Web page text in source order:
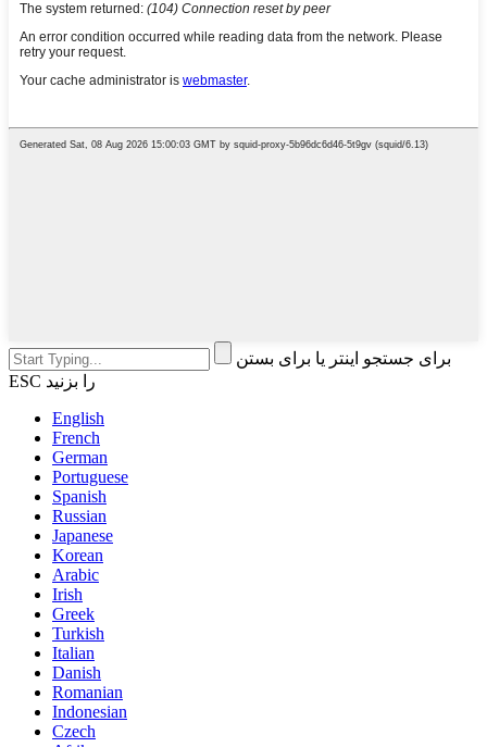
برای جستجو اینتر یا برای بستن
ESC را بزنید
English
French
German
Portuguese
Spanish
Russian
Japanese
Korean
Arabic
Irish
Greek
Turkish
Italian
Danish
Romanian
Indonesian
Czech